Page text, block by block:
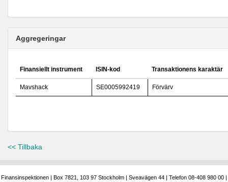
Aggregeringar
Finansiellt instrument ISIN-kod Transaktionens karaktär
Mavshack SE0005992419 Förvärv
<< Tillbaka
Finansinspektionen | Box 7821, 103 97 Stockholm | Sveavägen 44 | Telefon 08-408 980 00 |